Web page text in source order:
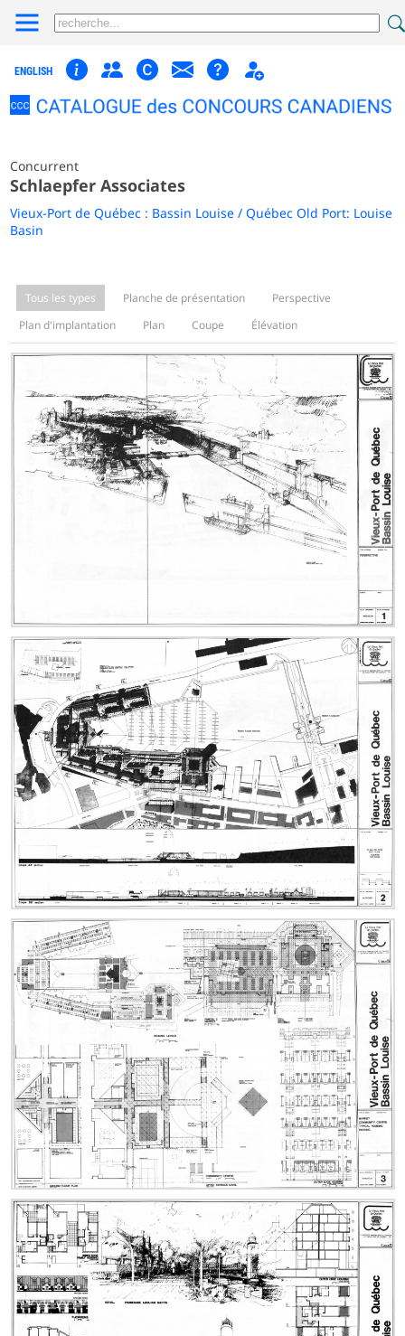
ENGLISH
Concurrent
Schlaepfer Associates
Vieux-Port de Québec : Bassin Louise / Québec Old Port: Louise
Basin
Tous les types Planche de présentation
Perspective
Plan d'implantation
Plan Coupe Élévation